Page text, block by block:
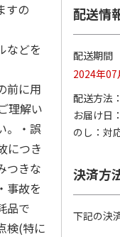
のスプーン パウ
に…
ペット
なた フ
ローラ
590円
(送料
すの
などを
前に用
理解い
。・誤
につき
つきな
事故を
品で
検(特に
配送情
配送期間
2024年
配送方法
お届け日
のし
対
決済方
下記の決